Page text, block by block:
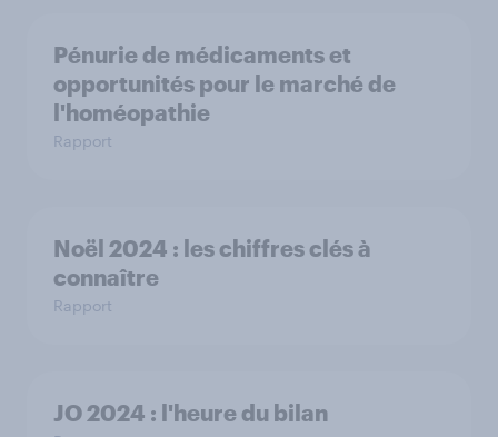
Pénurie de médicaments et
opportunités pour le marché de
l'homéopathie
Rapport
Noël 2024 : les chiffres clés à
connaître
Rapport
JO 2024 : l'heure du bilan